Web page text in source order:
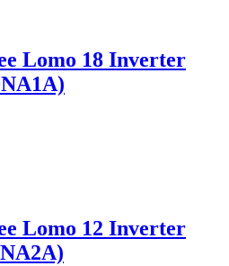
Lomo 18 Inverter
Lomo 12 Inverter